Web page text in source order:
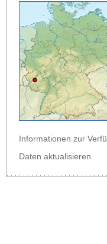
Informationen zur
Daten aktualisieren